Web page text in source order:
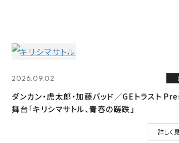
2026.09.02
ダンカン・虎太郎・加藤バッド／GEトラスト
舞台「キリシマサトル、青春の蹉跌」
詳しく